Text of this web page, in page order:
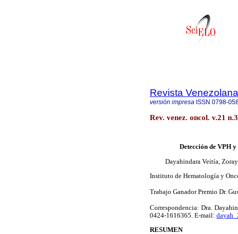
Revista
versión impresa ISSN 0798-
Rev. venez. oncol. v.21
Detección de VPH
Dayahindara Veitía,
Instituto de Hematología y
Trabajo Ganador Premio Dr.
Correspondencia: Dra.
0424-1616365. E-mail:
RESUMEN